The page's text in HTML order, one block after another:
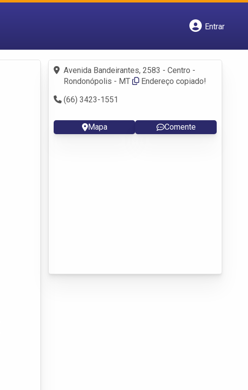
Entrar
Avenida Bandeirantes, 2583 - Centro -
Rondonópolis - MT
Endereço copiado!
(66) 3423-1551
Mapa Comente